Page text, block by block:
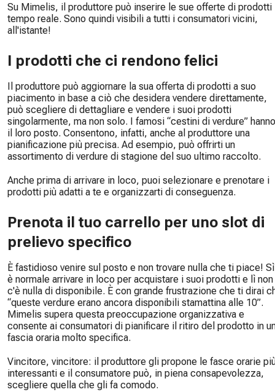
Su Mimelis, il produttore può inserire le sue offerte di prodotti
tempo reale. Sono quindi visibili a tutti i consumatori vicini,
all'istante!
I prodotti che ci rendono felici
Il produttore può aggiornare la sua offerta di prodotti a suo
piacimento in base a ciò che desidera vendere direttamente,
può scegliere di dettagliare e vendere i suoi prodotti
singolarmente, ma non solo. I famosi “cestini di verdure” hanno
il loro posto. Consentono, infatti, anche al produttore una
pianificazione più precisa. Ad esempio, può offrirti un
assortimento di verdure di stagione del suo ultimo raccolto.
Anche prima di arrivare in loco, puoi selezionare e prenotare i
prodotti più adatti a te e organizzarti di conseguenza.
Prenota il tuo carrello per uno slot di
prelievo specifico
È fastidioso venire sul posto e non trovare nulla che ti piace!
è normale arrivare in loco per acquistare i suoi prodotti e lì non
c'è nulla di disponibile. È con grande frustrazione che ti dirai
“queste verdure erano ancora disponibili stamattina alle 10”.
Mimelis supera questa preoccupazione organizzativa e
consente ai consumatori di pianificare il ritiro del prodotto in
fascia oraria molto specifica.
Vincitore, vincitore: il produttore gli propone le fasce orarie
interessanti e il consumatore può, in piena consapevolezza,
scegliere quella che gli fa comodo.